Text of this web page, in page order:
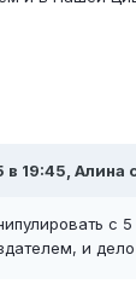
в 19:45, Алина
с
и